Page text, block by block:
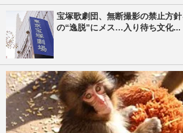
宝塚歌劇団、無断撮影の禁止方
の“逸脱”にメス…入り待ち文化...